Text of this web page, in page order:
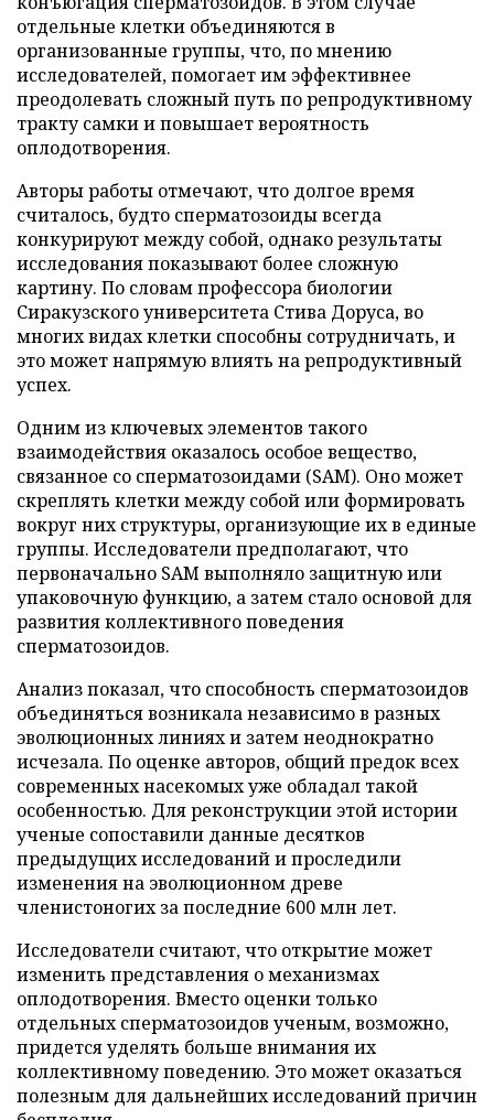
отдельные клетки объединяются в
организованные группы, что, по мнению
исследователей, помогает им эффективнее
преодолевать сложный путь по репродуктивному
тракту самки и повышает вероятность
оплодотворения.
Авторы работы отмечают, что долгое время
считалось, будто сперматозоиды всегда
конкурируют между собой, однако результаты
исследования показывают более сложную
картину. По словам профессора биологии
Сиракузского университета Стива Доруса, во
многих видах клетки способны сотрудничать, и
это может напрямую влиять на репродуктивный
успех.
Одним из ключевых элементов такого
взаимодействия оказалось особое вещество,
связанное со сперматозоидами (SAM). Оно может
скреплять клетки между собой или формировать
вокруг них структуры, организующие их в единые
группы. Исследователи предполагают, что
первоначально SAM выполняло защитную или
упаковочную функцию, а затем стало основой для
развития коллективного поведения
сперматозоидов.
Анализ показал, что способность сперматозоидов
объединяться возникала независимо в разных
эволюционных линиях и затем неоднократно
исчезала. По оценке авторов, общий предок всех
современных насекомых уже обладал такой
особенностью. Для реконструкции этой истории
ученые сопоставили данные десятков
предыдущих исследований и проследили
изменения на эволюционном древе
членистоногих за последние 600 млн лет.
Исследователи считают, что открытие может
изменить представления о механизмах
оплодотворения. Вместо оценки только
отдельных сперматозоидов ученым, возможно,
придется уделять больше внимания их
коллективному поведению. Это может оказаться
полезным для дальнейших исследований причин